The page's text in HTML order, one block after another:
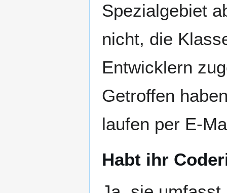
Spezialgebiet
nicht, die
Entwicklern
Getroffen
laufen per E-
Habt ihr